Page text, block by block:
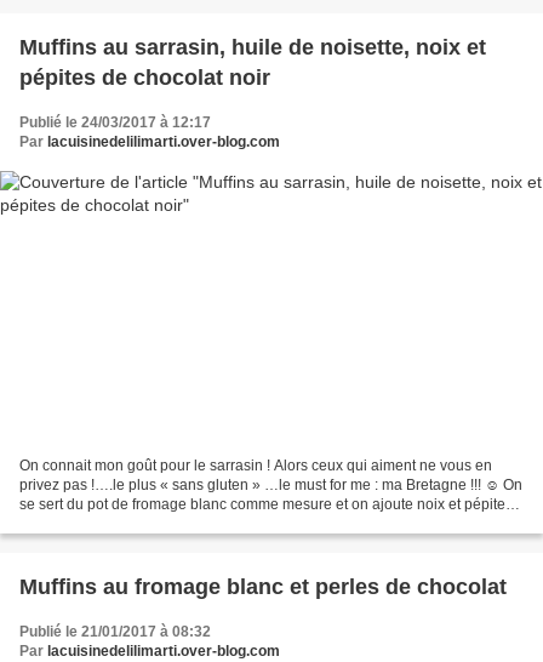
Muffins au sarrasin, huile de noisette, noix et
pépites de chocolat noir
Publié le 24/03/2017 à 12:17
Par lacuisinedelilimarti.over-blog.com
On connait mon goût pour le sarrasin ! Alors ceux qui aiment ne vous en
privez pas !….le plus « sans gluten » …le must for me : ma Bretagne !!! ☺ On
se sert du pot de fromage blanc comme mesure et on ajoute noix et pépites
Muffins au fromage blanc et perles de chocolat
Publié le 21/01/2017 à 08:32
Par lacuisinedelilimarti.over-blog.com